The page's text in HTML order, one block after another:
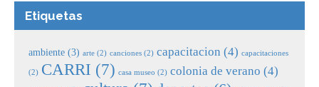
Etiquetas
ambiente (3) arte (2) canciones (2) capacitacion (4) capacitaciones
(2) CARRI (7) casa museo (2) colonia de verano (4)